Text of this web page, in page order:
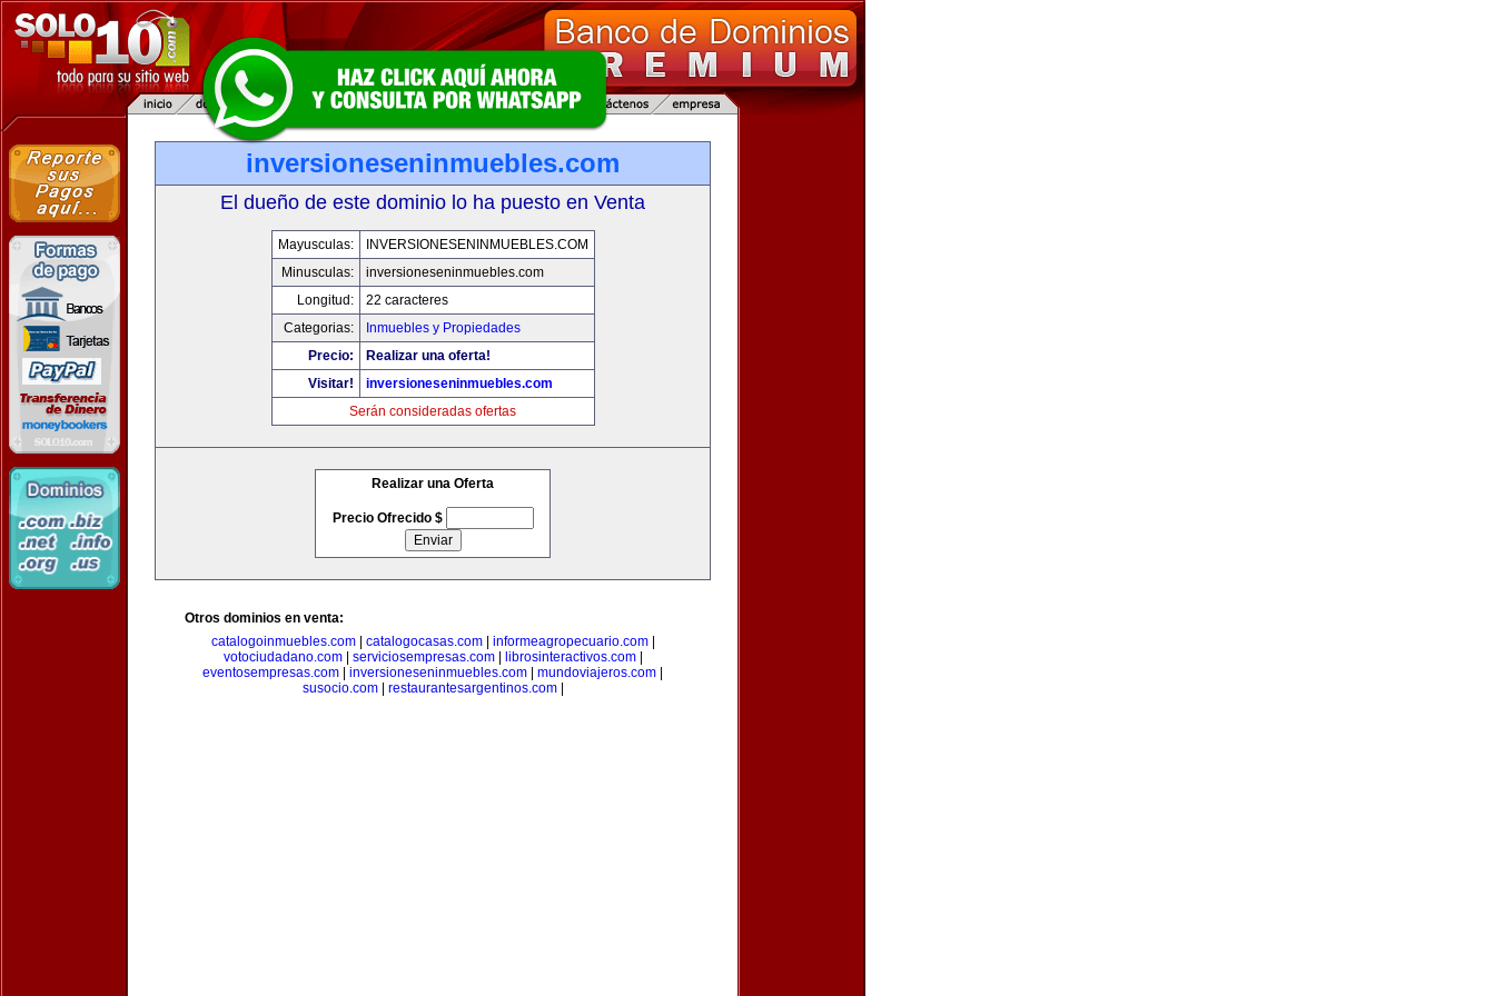
inversioneseninmuebles.com
El dueño de este dominio lo ha puesto en Venta
Mayusculas:
INVERSIONESENINMUEBLES.COM
Minusculas:
inversioneseninmuebles.com
Longitud:
22 caracteres
Categorias:
Inmuebles y Propiedades
Precio:
Realizar una oferta!
Visitar!
inversioneseninmuebles.com
Serán consideradas ofertas
Realizar una Oferta
Precio Ofrecido $
Otros dominios en venta:
catalogoinmuebles.com| catalogocasas.com| informeagropecuario.com|
votociudadano.com| serviciosempresas.com| librosinteractivos.com|
eventosempresas.com
inversioneseninmuebles.com mundoviajeros.com
susocio.com| restaurantesargentinos.com|